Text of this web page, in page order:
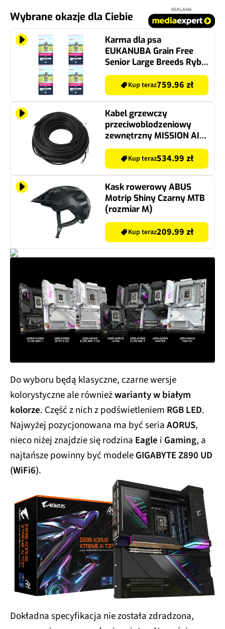
Wybrane okazje dla Ciebie
REKLAMA
Karma dla psa
EUKANUBA Grain Free
Senior Large Breeds Ryba
Oceaniczna 4 x 12 kg
Kup teraz759.96 zł
Kabel grzewczy
przeciwoblodzeniowy
zewnętrzny MISSION AIR
MA ICE-20 W/m 70 m
(1400W)Kup teraz534.99 zł
Kask rowerowy ABUS
Motrip Shiny Czarny MTB
(rozmiar M)
Kup teraz209.99 zł
Do wyboru będą klasyczne, czarne wersje
kolorystyczne ale równieżwarianty w białym
kolorze. Część z nich z podświetleniem RGB LED.
Najwyżej pozycjonowana ma być seriaAORUS,
nieco niżej znajdzie się rodzina Eagle i Gaming, a
najtańsze powinny być modeleGIGABYTE Z890 UD
(WiFi6).
Dokładna specyfikacja nie została zdradzona,